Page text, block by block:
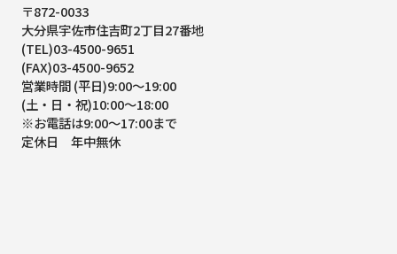
〒872-0033
大分県宇佐市住吉町2丁目27番地
(TEL)03-4500-9651
(FAX)03-4500-9652
営業時間 (平日)9:00～19:00
(土・日・祝)10:00～18:00
※お電話は9:00～17:00まで
定休日 年中無休